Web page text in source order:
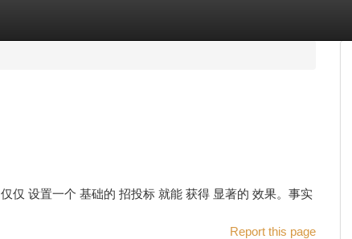
仅 设置一个 基础的 招投标 就能 获得 显著的 效果。事实
Report this page